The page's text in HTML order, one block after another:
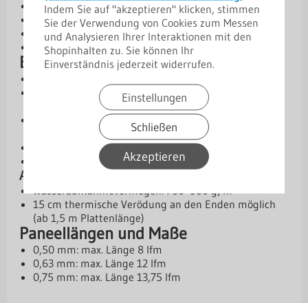
Indem Sie auf "akzeptieren" klicken, stimmen
Sie der Verwendung von Cookies zum Messen
und Analysieren Ihrer Interaktionen mit den
Shopinhalten zu. Sie können Ihr
Einverständnis jederzeit widerrufen.
Einstellungen
Schließen
Akzeptieren
Deckbreite: 1100 mm
Gesamtbreite: 1143 mm
Kern: Stahl, S280GD + Z275 gem. EN 10169
Materialstärken: 0,50 mm | 0,63 mm | 0,75 mm
Beschichtungen und Schutz
[SP] 25 µm Standardpolyester – wirtschaftliche
[PMG] 35 µm Polyester Matt (grobkörnig) –
verbesserte Optik & Schutz
[PM] 50 µm Purmat – besonders widerstandsfähig
[PL] 50 µm Purlak – robuste Premium-Option
Antikondensbeschichtung
Wasseraufnahmevermögen: 700–900 g/m²
15 cm thermische Verödung an den Enden möglich
(ab 1,5 m Plattenlänge)
Paneellängen und Maße
0,50 mm: max. Länge 8 lfm
0,63 mm: max. Länge 12 lfm
0,75 mm: max. Länge 13,75 lfm